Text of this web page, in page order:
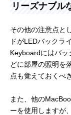
リーズナブル
その他の注意点と
ドがLEDバックラ
Keyboardにはバッ
どに部屋の照明を
点も覚えておくべ
また、他の
ーを使用しますが